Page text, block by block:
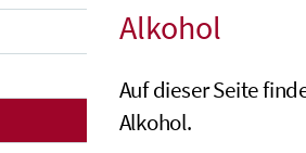
Alkohol
Auf dieser Seite
Alkohol.